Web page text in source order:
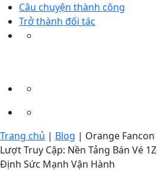
Câu chuyện thành công
Trở thành đối tác
Trang chủ | Blog | Orange Fancon
Lượt Truy Cập: Nền Tảng Bán Vé
Định Sức Mạnh Vận Hành